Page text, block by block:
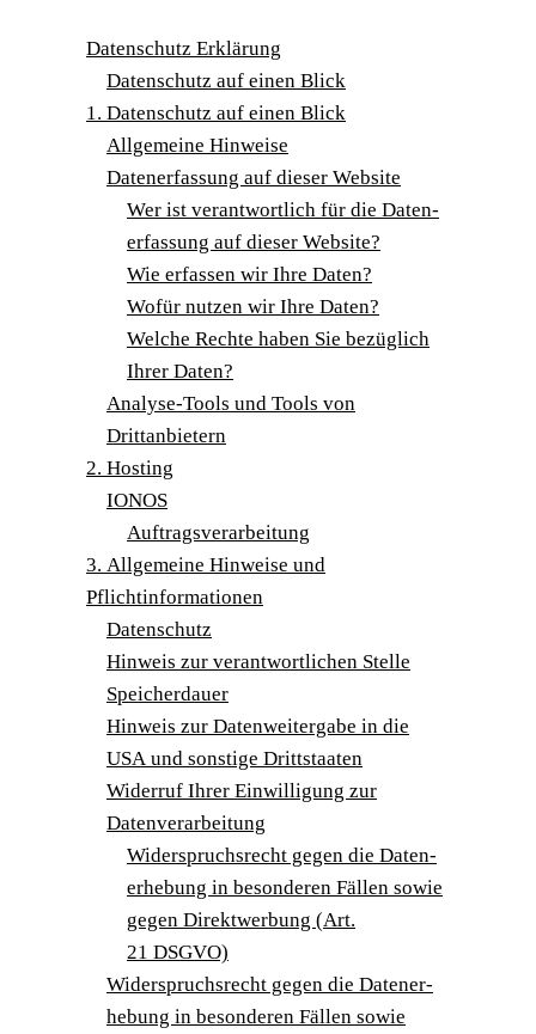
Daten­schutz Erklärung
Daten­schutz auf einen Blick
1. Daten­schutz auf einen Blick
All­ge­mei­ne Hinweise
Daten­er­fas­sung auf die­ser Website
Wer ist ver­ant­wort­lich für die Daten­
er­fas­sung auf die­ser Website?
Wie erfas­sen wir Ihre Daten?
Wofür nut­zen wir Ihre Daten?
Wel­che Rech­te haben Sie bezüg­lich
Ihrer Daten?
Ana­ly­se-Tools und Tools von
Drittanbietern
2. Hos­ting
IONOS
Auf­trags­ver­ar­bei­tung
3. All­ge­mei­ne Hin­wei­se und
Pflichtinformationen
Daten­schutz
Hin­weis zur ver­ant­wort­li­chen Stelle
Spei­cher­dau­er
Hin­weis zur Daten­wei­ter­ga­be in die
USA und sons­ti­ge Drittstaaten
Wider­ruf Ihrer Ein­wil­li­gung zur
Datenverarbeitung
Wider­spruchs­recht gegen die Daten­
er­he­bung in beson­de­ren Fäl­len sowie
gegen Direkt­wer­bung (Art.
21 DSGVO)
Wider­spruchs­recht gegen die Daten­er­
he­bung in beson­de­ren Fäl­len sowie